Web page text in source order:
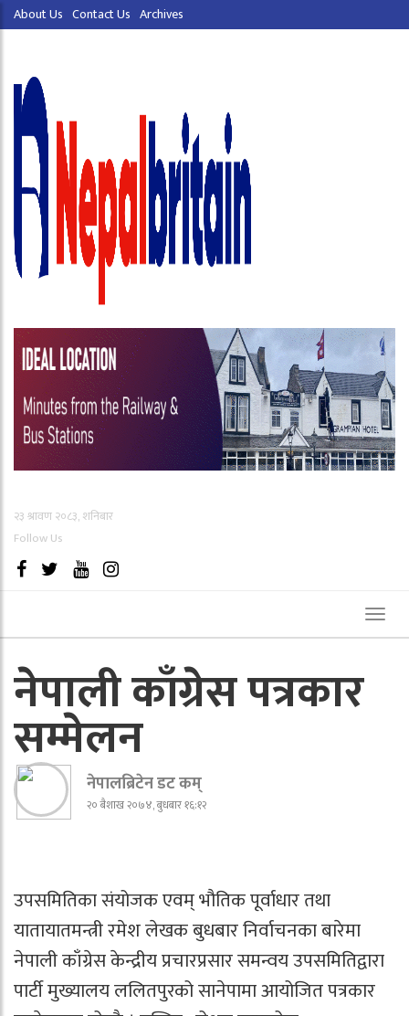
About Us Contact Us Archives
२३ श्रावण २०८३, शनिबार
Follow Us
नेपाली काँग्रेस पत्रकार
सम्मेलन
नेपालब्रिटेन डट कम्
२० बैशाख २०७४, बुधबार १६:१२
उपसमितिका संयोजक एवम् भौतिक पूर्वाधार तथा
यातायातमन्त्री रमेश लेखक बुधबार निर्वाचनका बारेमा
नेपाली काँग्रेस केन्द्रीय प्रचारप्रसार समन्वय उपसमितिद्वारा
पार्टी मुख्यालय ललितपुरको सानेपामा आयोजित पत्रकार